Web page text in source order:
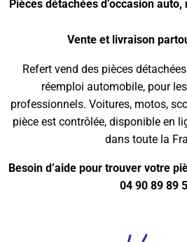
Pièces détachées d’occasion
Vente et livraison
Refert vend des pièces
réemploi automobile, pour
professionnels. Voitures, motos,
pièce est contrôlée, disponible en
dans toute la
Besoin d’aide pour trouver votre
04 90 89 89